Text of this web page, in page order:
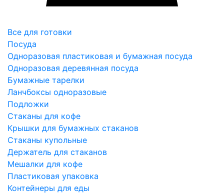
Все для готовки
Посуда
Одноразовая пластиковая и бумажная посуда
Одноразовая деревянная посуда
Бумажные тарелки
Ланчбоксы одноразовые
Подложки
Стаканы для кофе
Крышки для бумажных стаканов
Стаканы купольные
Держатель для стаканов
Мешалки для кофе
Пластиковая упаковка
Контейнеры для еды